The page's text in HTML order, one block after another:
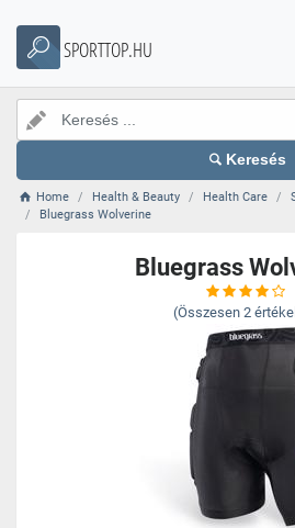
SPORTTOP.HU
Keresés
Home Health & Beauty Health Care
Bluegrass Wolverine
Bluegrass
(Összesen 2